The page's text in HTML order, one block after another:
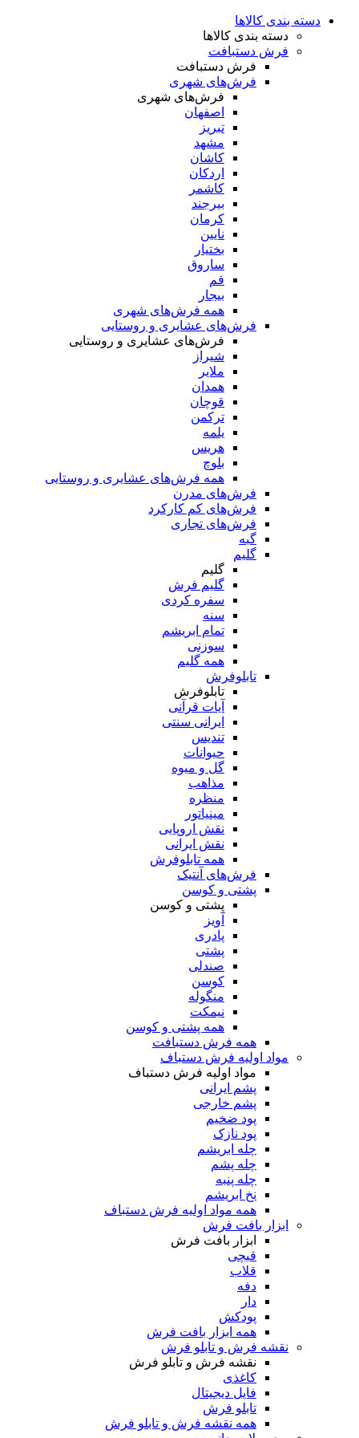
دسته بندی کالاها
دسته بندی کالاها
فرش دستبافت
فرش دستبافت
فرش‌های شهری
فرش‌های شهری
اصفهان
تبریز
مشهد
کاشان
اردکان
کاشمر
بیرجند
کرمان
نایین
بختیار
ساروق
قم
بیجار
همه فرش‌های شهری
فرش‌های عشایری و روستایی
فرش‌های عشایری و روستایی
شیراز
ملایر
همدان
قوچان
ترکمن
یلمه
هریس
بلوچ
همه فرش‌های عشایری و روستایی
فرش‌های مدرن
فرش‌های کم کارکرد
فرش‌های تجاری
گبه
گلیم
گلیم
گلیم فرش
سفره کردی
سنه
تمام ابریشم
سوزنی
همه گلیم
تابلوفرش
تابلوفرش
آیات قرآنی
ایرانی سنتی
تندیس
حیوانات
گل و میوه
مذاهب
منظره
مینیاتور
نقش اروپایی
نقش ایرانی
همه تابلوفرش
فرش‌های آنتیک
پشتی و کوسن
پشتی و کوسن
آویز
پادری
پشتی
صندلی
کوسن
منگوله
نیمکت
همه پشتی و کوسن
همه فرش دستبافت
مواد اولیه فرش دستباف
مواد اولیه فرش دستباف
پشم ایرانی
پشم خارجی
پود ضخیم
پود نازک
چله ابریشم
چله پشم
چله پنبه
نخ ابریشم
همه مواد اولیه فرش دستباف
ابزار بافت فرش
ابزار بافت فرش
قیچی
قلاب
دفه
دار
پودکش
همه ابزار بافت فرش
نقشه فرش و تابلو فرش
نقشه فرش و تابلو فرش
کاغذی
فایل دیجیتال
تابلو فرش
همه نقشه فرش و تابلو فرش